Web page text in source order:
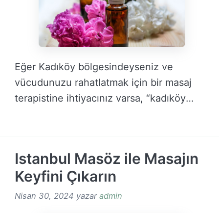
Eğer Kadıköy bölgesindeyseniz ve
vücudunuzu rahatlatmak için bir masaj
terapistine ihtiyacınız varsa, “kadıköy
Istanbul Masöz ile Masajın
Keyfini Çıkarın
Nisan 30, 2024 yazar admin